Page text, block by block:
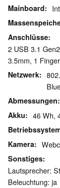
Mainboard
Anschlüsse
2 USB 3.1
3.5mm, 1
Netzwerk
Abmessungen
Akku 46 Wh,
Kamera
Sonstiges
Lautsprecher:
Beleuchtung: ja